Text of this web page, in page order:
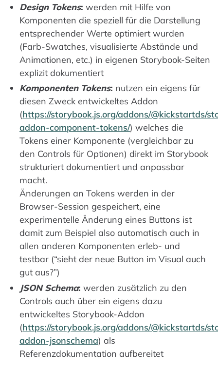
Design Tokens: werden mit Hilfe von
Komponenten die speziell für die Darstellung
entsprechender Werte optimiert wurden
(Farb-Swatches, visualisierte Abstände und
Animationen, etc.) in eigenen Storybook-Seiten
explizit dokumentiert
Komponenten Tokens: nutzen ein eigens für
diesen Zweck entwickeltes Addon
(https://storybook.js.org/addons/@kickstartds/
addon-component-tokens/) welches die
Tokens einer Komponente (vergleichbar zu
den Controls für Optionen) direkt im Storybook
strukturiert dokumentiert und anpassbar
macht.
Änderungen an Tokens werden in der
Browser-Session gespeichert, eine
experimentelle Änderung eines Buttons ist
damit zum Beispiel also automatisch auch in
allen anderen Komponenten erleb- und
testbar (“sieht der neue Button im Visual auch
gut aus?”)
JSON Schema: werden zusätzlich zu den
Controls auch über ein eigens dazu
entwickeltes Storybook-Addon
(https://storybook.js.org/addons/@kickstartds/
addon-jsonschema) als
Referenzdokumentation aufbereitet